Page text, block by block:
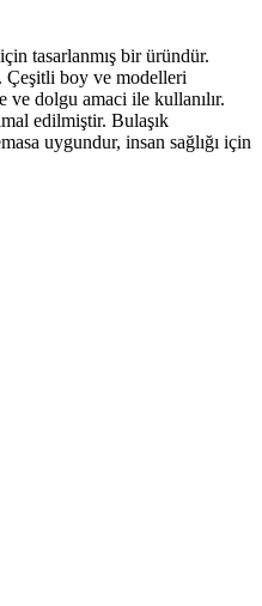
tasarlanmış bir üründür.
Çeşitli boy ve modelleri
ve dolgu amaci ile kullanılır.
edilmiştir. Bulaşık
uygundur, insan sağlığı için